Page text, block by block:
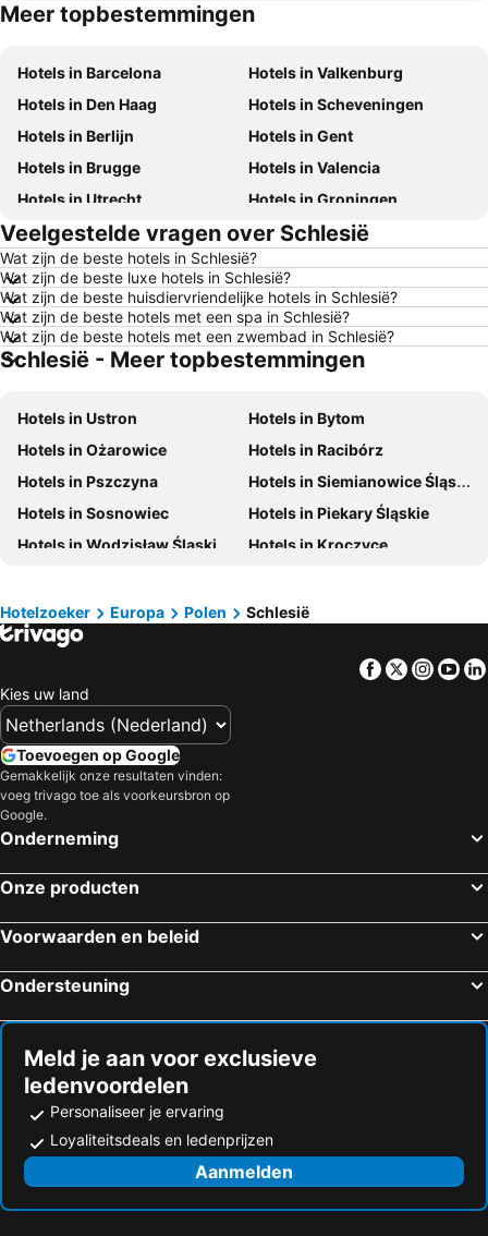
Hotels in Duitsland
Hotels in Ibiza
Meer topbestemmingen
Hotels in Barcelona
Hotels in Valkenburg
Hotels in Den Haag
Hotels in Scheveningen
Hotels in Berlijn
Hotels in Gent
Hotels in Brugge
Hotels in Valencia
Hotels in Utrecht
Hotels in Groningen
Hotels in Kopenhagen
Hotels in Keulen
Hotels in Luxemburg Stad
Hotels in Dusseldorf
Hotels in Eindhoven
Hotels in Noordwijk
Hotels in Haarlem
Hotels in Hamburg
Hotels in Cochem
Hotels in Mallorca
Hotels in Noord-Holland
Hotels in Ameland
Hotels in Limburg
Hotels in Friesland
Hotels in Luxemburg
Hotels in Frankrijk
Hotels in België
Hotels in Oostenrijk
Hotels in Gardameer
Hotels in Curacao
Hotels in Veluwe
Hotels in Den Bosch
Hotels in Noord-Brabant
Veelgestelde vragen over Schlesië
Wat zijn de beste hotels in Schlesië?
Wat zijn de beste luxe hotels in Schlesië?
Wat zijn de beste huisdiervriendelijke hotels in Schlesië?
Wat zijn de beste hotels met een spa in Schlesië?
Wat zijn de beste hotels met een zwembad in Schlesië?
Schlesië - Meer topbestemmingen
Hotels in Ustron
Hotels in Bytom
Hotels in Ożarowice
Hotels in Racibórz
Hotels in Pszczyna
Hotels in Siemianowice Śląskie
Hotels in Sosnowiec
Hotels in Piekary Śląskie
Hotels in Wodzisław Śląski
Hotels in Kroczyce
Hotels in Ruda Slaska
Hotels in Czeladź
Hotels in Tarnowskie Góry
Hotels in Cieszyn
Hotels in Czechowice-Dziedzice
Hotels in Zory
Hotels in Brenna
Hotels in Mierzęcice
Hotels in Istebna
Hotels in Mikołów
Hotels in Mszana
Hotels in Swietochlowice
Hotels in Woźniki
Hotels in Olsztyn
Hotels in Sośnicowice
Hotelzoeker Europa Polen Schlesië
Facebook
Twitter
Kies uw land
Toevoegen op Google
Gemakkelijk onze resultaten vinden:
voeg trivago toe als voorkeursbron op
Google.
Onderneming
Onze producten
Voorwaarden en beleid
Ondersteuning
Meld je aan voor exclusieve
ledenvoordelen
Personaliseer je ervaring
Loyaliteitsdeals en ledenprijzen
Aanmelden